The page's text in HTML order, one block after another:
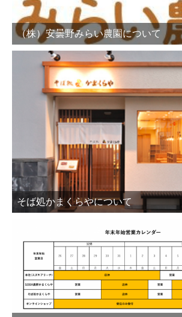
（株）安曇野みらい農園について
そば処かまくらやについて